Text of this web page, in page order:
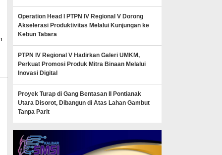
Operation Head I PTPN IV Regional V Dorong
Akselerasi Produktivitas Melalui Kunjungan ke
Kebun Tabara
PTPN IV Regional V Hadirkan Galeri UMKM,
Perkuat Promosi Produk Mitra Binaan Melalui
Inovasi Digital
Proyek Turap di Gang Bentasan II Pontianak
Utara Disorot, Dibangun di Atas Lahan Gambut
Tanpa Parit